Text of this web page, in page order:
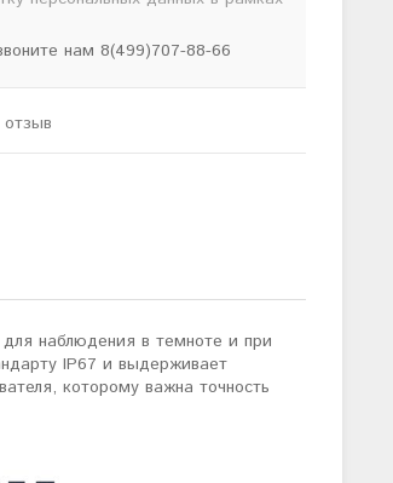
нам 8(499)707-88-66
для наблюдения в темноте и при
IP67 и выдерживает
которому важна точность